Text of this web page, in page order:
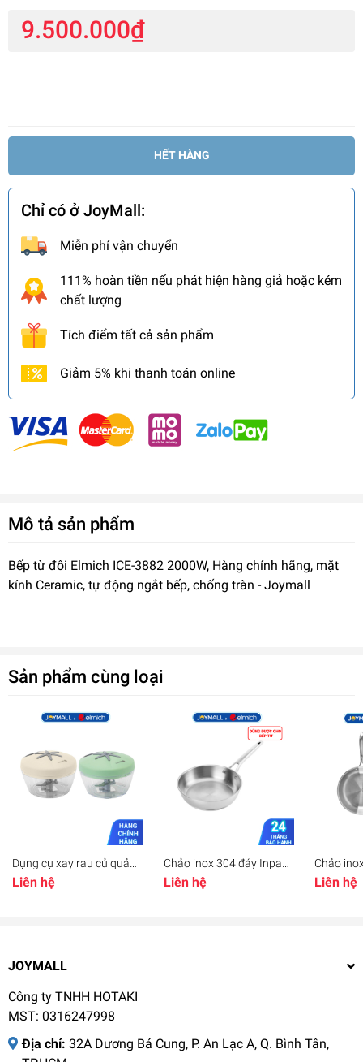
9.500.000₫
HẾT HÀNG
Chỉ có ở JoyMall:
Miễn phí vận chuyển
111% hoàn tiền nếu phát hiện hàng giả hoặc kém
chất lượng
Tích điểm tất cả sản phẩm
Giảm 5% khi thanh toán online
Mô tả sản phẩm
Bếp từ đôi Elmich ICE-3882 2000W, Hàng chính hãng, mặt
kính Ceramic, tự động ngắt bếp, chống tràn - Joymall
Sản phẩm cùng loại
Dụng cụ xay rau củ quả
gia vị Elmich EL8416,
Hàng chính hãng, cối
Liên hệ
Chảo inox 304 đáy Inpac
Elmich EL-2830 EL-2831
EL-2832 EL-2833, Hàng
Liên hệ
Chảo
Elmich
Hàng
Liên hệ
JOYMALL
Công ty TNHH HOTAKI
MST: 0316247998
Địa chỉ: 32A Dương Bá Cung, P. An Lạc A, Q. Bình Tân,